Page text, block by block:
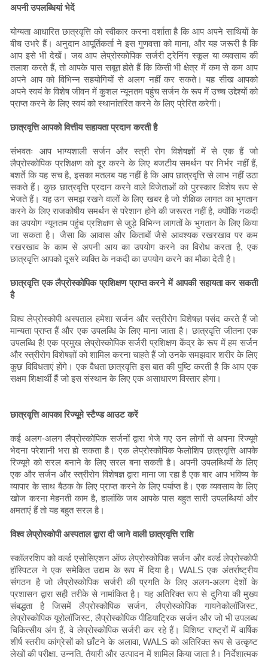
अपनी उपलब्धियां भेदें
योग्यता आधारित छात्रवृत्ति को स्वीकार करना दर्शाता है कि आप अपने साथियों के
बीच उभरे हैं। अनुदान आपूर्तिकर्ता ने इस गुणवत्ता को माना, और यह जरूरी है कि
आप इसे भी देखें। जब आप लेप्रोस्कोपिक सर्जरी ट्रेनिंग स्कूल या व्यवसाय की
तलाश करते हैं, तो आपके पास सबूत होते हैं कि किसी भी क्षेत्र में कम से कम आप
अपने आप को विभिन्न सहयोगियों से अलग नहीं कर सकते। यह सीख आपको
अपने स्वयं के विशेष जीवन में कुशल न्यूनतम पहुंच सर्जन के रूप में उच्च उद्देश्यों को
प्राप्त करने के लिए स्वयं को स्थानांतरित करने के लिए प्रेरित करेगी।
छात्रवृत्ति आपको वित्तीय सहायता प्रदान करती है
संभवतः आप भाग्यशाली सर्जन और स्त्री रोग विशेषज्ञों में से एक हैं जो
लैप्रोस्कोपिक प्रशिक्षण को दूर करने के लिए बजटीय समर्थन पर निर्भर नहीं हैं,
बशर्ते कि यह सच है, इसका मतलब यह नहीं है कि आप छात्रवृत्ति से लाभ नहीं उठा
सकते हैं। कुछ छात्रवृत्ति प्रदान करने वाले विजेताओं को पुरस्कार विशेष रूप से
भेजते हैं। यह उन समझ रखने वालों के लिए खबर है जो शैक्षिक लागत का भुगतान
करने के लिए राजकोषीय समर्थन से परेशान होने की जरूरत नहीं है, क्योंकि नकदी
का उपयोग न्यूनतम पहुंच प्रशिक्षण से जुड़े विभिन्न लागतों के भुगतान के लिए किया
जा सकता है। जैसा कि आवास और किताबों जैसे आवश्यक रखरखाव पर कम
रखरखाव के काम से अपनी आय का उपयोग करने का विरोध करता है, एक
छात्रवृत्ति आपको दूसरे व्यक्ति के नकदी का उपयोग करने का मौका देती है।
छात्रवृत्ति एक लैप्रोस्कोपिक प्रशिक्षण प्राप्त करने में आपकी सहायता कर सकती
है
विश्व लेप्रोस्कोपी अस्पताल हमेशा सर्जन और स्त्रीरोग विशेषज्ञ पसंद करते हैं जो
मान्यता प्राप्त हैं और एक उपलब्धि के लिए माना जाता है। छात्रवृत्ति जीतना एक
उपलब्धि है! एक प्रमुख लेप्रोस्कोपिक सर्जरी प्रशिक्षण केंद्र के रूप में हम सर्जन
और स्त्रीरोग विशेषज्ञों को शामिल करना चाहते हैं जो उनके समझदार शरीर के लिए
कुछ विविधताएं होंगे। एक वैधता छात्रवृत्ति इस बात की पुष्टि करती है कि आप एक
सक्षम शिक्षार्थी हैं जो इस संस्थान के लिए एक असाधारण विस्तार होगा।
छात्रवृत्ति आपका रिज्यूमे स्टैण्ड आउट करें
कई अलग-अलग लैप्रोस्कोपिक सर्जनों द्वारा भेजे गए उन लोगों से अपना रिज्यूमे
भेदना परेशानी भरा हो सकता है। एक लेप्रोस्कोपिक फेलोशिप छात्रवृत्ति आपके
रिज्यूमे को सरल बनाने के लिए सरल बना सकती है। अपनी उपलब्धियों के लिए
एक और सर्जन और स्त्रीरोग विशेषज्ञ द्वारा माना जा रहा है एक बार आप भविष्य के
व्यापार के साथ बैठक के लिए प्राप्त करने के लिए पर्याप्त है। एक व्यवसाय के लिए
खोज करना मेहनती काम है, हालांकि जब आपके पास बहुत सारी उपलब्धियां और
क्षमताएं हैं तो यह बहुत सरल है।
विश्व लेप्रोस्कोपी अस्पताल द्वारा दी जाने वाली छात्रवृत्ति राशि
स्कॉलरशिप को वर्ल्ड एसोसिएशन ऑफ लेप्रोस्कोपिक सर्जन और वर्ल्ड लेप्रोस्कोपी
हॉस्पिटल ने एक समेकित उद्यम के रूप में दिया है। WALS एक अंतर्राष्ट्रीय
संगठन है जो लैप्रोस्कोपिक सर्जरी की प्रगति के लिए अलग-अलग देशों के
प्रशासन द्वारा सही तरीके से नामांकित है। यह अतिरिक्त रूप से दुनिया की मुख्य
संबद्धता है जिसमें लैप्रोस्कोपिक सर्जन, लैप्रोस्कोपिक गायनेकोलॉजिस्ट,
लेप्रोस्कोपिक यूरोलॉजिस्ट, लैप्रोस्कोपिक पीडियाट्रिक सर्जन और जो भी उपलब्ध
चिकित्सीय अंग हैं, वे लेप्रोस्कोपिक सर्जरी कर रहे हैं। विशिष्ट राष्ट्रों में वार्षिक
शीर्ष स्तरीय कांग्रेसों को छाँटने के अलावा, WALS को अतिरिक्त रूप से उत्कृष्ट
लेखों की परीक्षा, उन्नति, तैयारी और उत्पादन में शामिल किया जाता है। निर्देशात्मक